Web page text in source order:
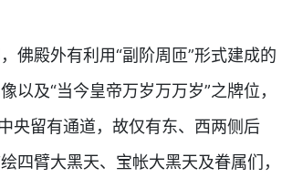
佛殿外有利用“副阶周匝”形式建成的
及“当今皇帝万岁万万岁”之牌位，
央留有通道，故仅有东、西两侧后
四臂大黑天、宝帐大黑天及眷属们，